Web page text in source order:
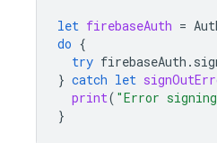
let firebaseAuth =
do {
try firebaseAuth .
} catch let
print( "Error signing
}